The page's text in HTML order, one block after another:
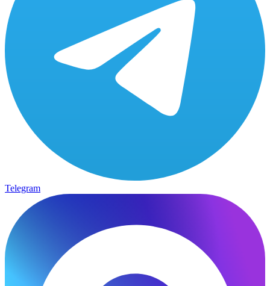
Telegram